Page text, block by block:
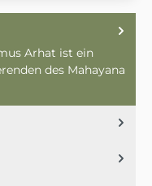
Arhat ist ein
des Mahayana